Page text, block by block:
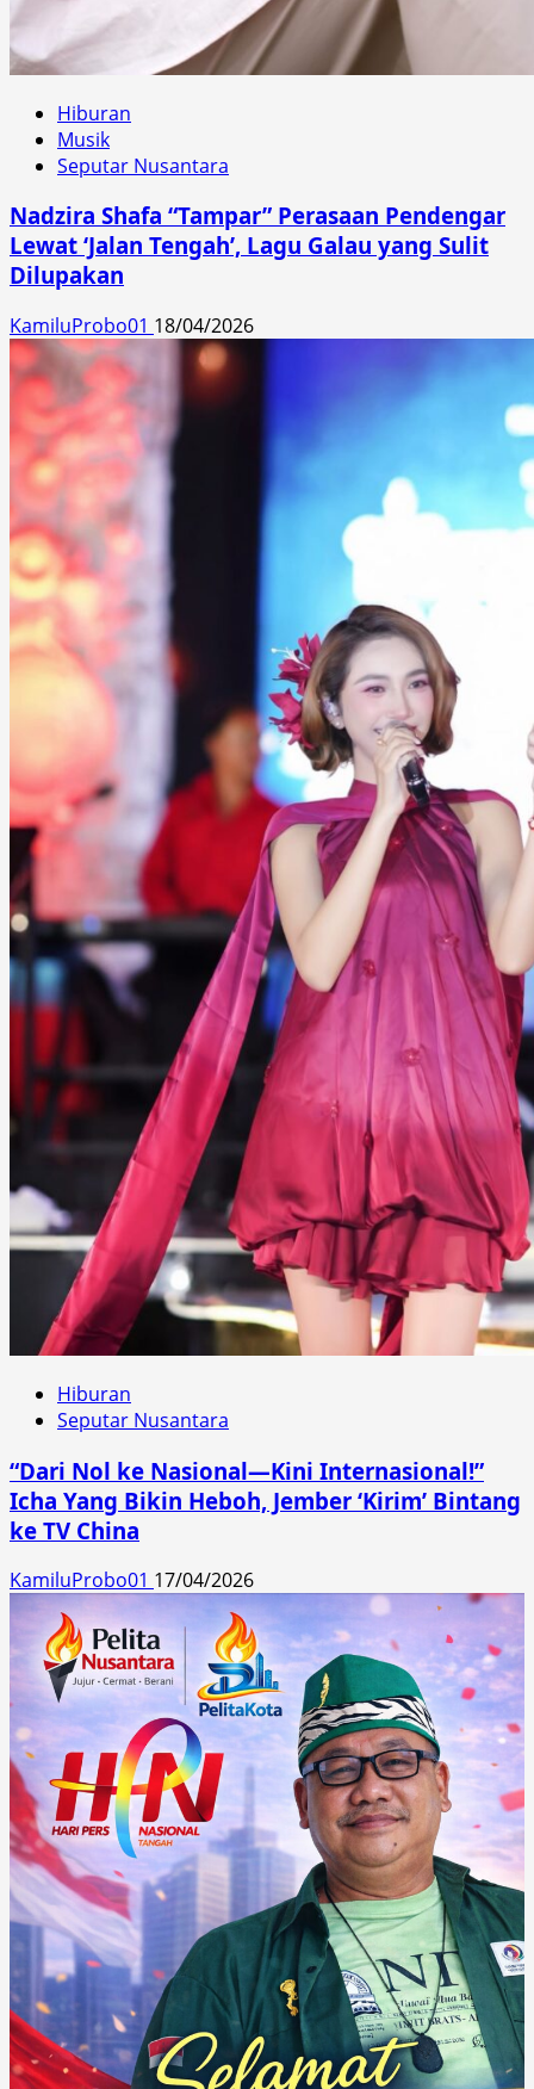
Hiburan
Musik
Seputar Nusantara
Nadzira Shafa “Tampar” Perasaan Pendengar
Lewat ‘Jalan Tengah’, Lagu Galau yang Sulit
Dilupakan
KamiluProbo01 18/04/2026
Hiburan
Seputar Nusantara
“Dari Nol ke Nasional—Kini Internasional!”
Icha Yang Bikin Heboh, Jember ‘Kirim’ Bintang
ke TV China
KamiluProbo01 17/04/2026